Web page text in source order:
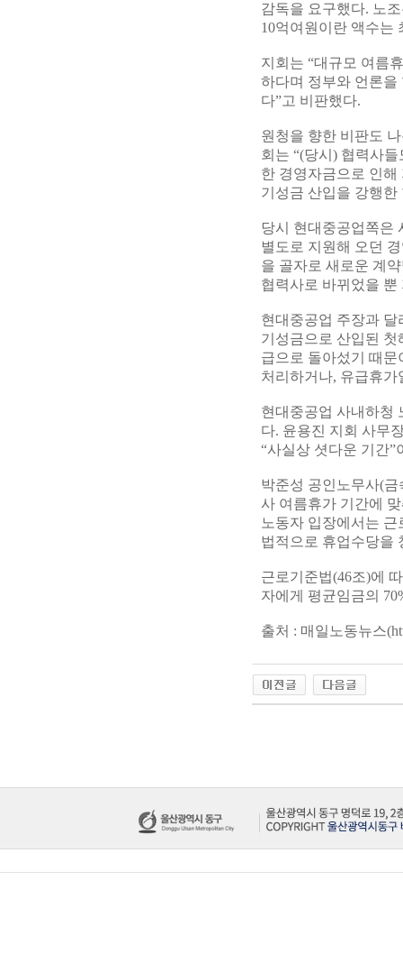
감독을 요구했다. 노
10억여원이란 액수는
지회는 “대규모 여름
하다며 정부와 언론을
다”고 비판했다.
원청을 향한 비판도
회는 “(당시) 협력사
한 경영자금으로 인해
기성금 산입을 강행한
당시 현대중공업쪽은
별도로 지원해 오던
을 골자로 새로운 계
협력사로 바뀌었을 뿐
현대중공업 주장과
기성금으로 산입된
급으로 돌아섰기 때문
처리하거나, 유급휴
현대중공업 사내하청
다. 윤용진 지회 사무
“사실상 셧다운 기간”
박준성 공인노무사(
사 여름휴가 기간에
노동자 입장에서는
법적으로 휴업수당을
근로기준법(46조)에
자에게 평균임금의
출처 : 매일노동뉴스